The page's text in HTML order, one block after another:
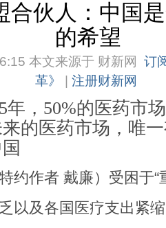
合伙人：中国
的希望
本文来源于 财新网
订
革》
注册财新网
50%的医药市场
的医药市场，唯
约作者 戴廉）受困于“
以及各国医疗支出紧